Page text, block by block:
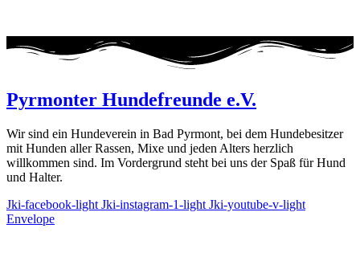
Pyrmonter Hundefreunde e.V.
Wir sind ein Hundeverein in Bad Pyrmont, bei dem Hundebesitzer
mit Hunden aller Rassen, Mixe und jeden Alters herzlich
willkommen sind. Im Vordergrund steht bei uns der Spaß für Hund
und Halter.
Jki-facebook-light Jki-instagram-1-light Jki-youtube-v-light
Envelope